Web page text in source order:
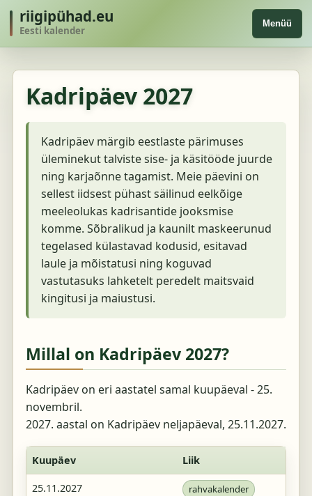
riigipühad.eu
Eesti kalender
Menüü
Kadripäev 2027
Kadripäev märgib eestlaste pärimuses
üleminekut talviste sise- ja käsitööde juurde
ning karjaõnne tagamist. Meie päevini on
sellest iidsest pühast säilinud eelkõige
meeleolukas kadrisantide jooksmise
komme. Sõbralikud ja kaunilt maskeerunud
tegelased külastavad kodusid, esitavad
laule ja mõistatusi ning koguvad
vastutasuks lahketelt peredelt maitsvaid
kingitusi ja maiustusi.
Millal on Kadripäev 2027?
Kadripäev on eri aastatel samal kuupäeval - 25.
novembril.
2027. aastal on Kadripäev neljapäeval, 25.11.2027.
Kuupäev Liik
25.11.2027 rahvakalender